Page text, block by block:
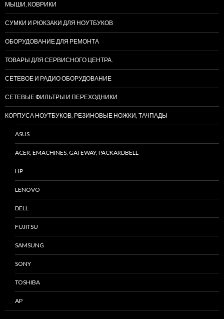
МЫШИ, КОВРИКИ
СУМКИ И РЮКЗАКИ ДЛЯ НОУТБУКОВ
ОБОРУДОВАНИЕ ДЛЯ РЕМОНТА
ТОВАРЫ ДЛЯ СЕРВИСНОГО ЦЕНТРА.
СЕТЕВОЕ И РАДИО ОБОРУДОВАНИЕ
СЕТЕВЫЕ ФИЛЬТРЫ И ПЕРЕХОДНИКИ
КОРПУСА НОУТБУКОВ, РЕЗИНОВЫЕ НОЖКИ, ТАЧПАДЫ
ASUS
ACER, EMACHINES, GATEWAY, PACKARDBELL
HP
LENOVO
DELL
FUJITSU
SAMSUNG
SONY
TOSHIBA
AP